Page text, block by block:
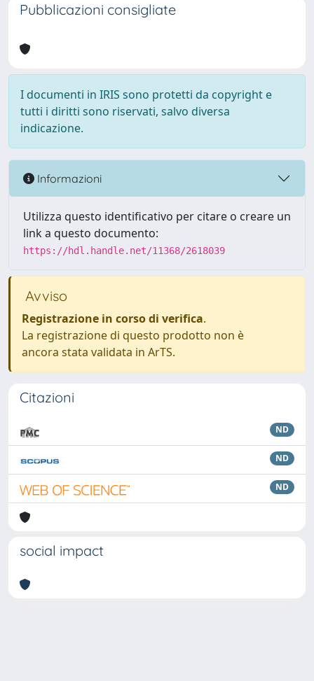
Pubblicazioni consigliate
I documenti in IRIS sono protetti da copyright e
tutti i diritti sono riservati, salvo diversa
indicazione.
Informazioni
Utilizza questo identificativo per citare o creare un
link a questo documento:
https://hdl.handle.net/11368/2618039
Avviso
Registrazione in corso di verifica.
La registrazione di questo prodotto non è
ancora stata validata in ArTS.
Citazioni
ND
ND
ND
social impact